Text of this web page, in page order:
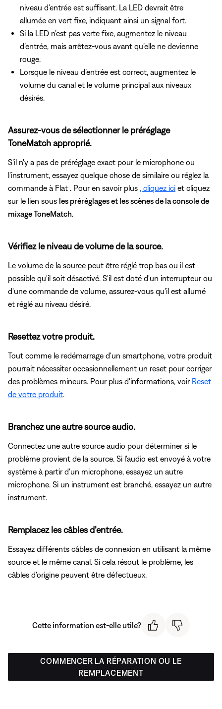
niveau d’entrée est suffisant. La LED devrait être
allumée en vert fixe, indiquant ainsi un signal fort.
Si la LED n’est pas verte fixe, augmentez le niveau
d’entrée, mais arrêtez-vous avant qu’elle ne devienne
rouge.
Lorsque le niveau d’entrée est correct, augmentez le
volume du canal et le volume principal aux niveaux
désirés.
Assurez-vous de sélectionner le préréglage
ToneMatch approprié.
S'il n'y a pas de préréglage exact pour le microphone ou
l'instrument, essayez quelque chose de similaire ou réglez la
commande à Flat . Pour en savoir plus , cliquez ici et cliquez
sur le lien sous les préréglages et les scènes de la console de
mixage ToneMatch.
Vérifiez le niveau de volume de la source.
Le volume de la source peut être réglé trop bas ou il est
possible qu'il soit désactivé. S'il est doté d'un interrupteur ou
d'une commande de volume, assurez-vous qu'il est allumé
et réglé au niveau désiré.
Resettez votre produit.
Tout comme le redémarrage d'un smartphone, votre produit
pourrait nécessiter occasionnellement un reset pour corriger
des problèmes mineurs. Pour plus d'informations, voir Reset
de votre produit.
Branchez une autre source audio.
Connectez une autre source audio pour déterminer si le
problème provient de la source. Si l'audio est envoyé à votre
système à partir d'un microphone, essayez un autre
microphone. Si un instrument est branché, essayez un autre
instrument.
Remplacez les câbles d’entrée.
Essayez différents câbles de connexion en utilisant la même
source et le même canal. Si cela résout le problème, les
câbles d'origine peuvent être défectueux.
Cette information est-elle utile?
COMMENCER LA RÉPARATION OU LE
REMPLACEMENT